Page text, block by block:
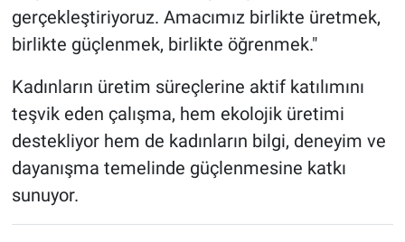
gerçekleştiriyoruz. Amacımız birlikte üretmek,
birlikte güçlenmek, birlikte öğrenmek."
Kadınların üretim süreçlerine aktif katılımını
teşvik eden çalışma, hem ekolojik üretimi
destekliyor hem de kadınların bilgi, deneyim ve
dayanışma temelinde güçlenmesine katkı
sunuyor.